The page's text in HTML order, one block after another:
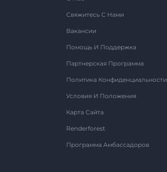
Свяжитесь С Нами
Вакансии
Помощь И Поддержка
Партнерская Программа
Политика Конфиденциальности
Условия И Положения
Карта Сайта
Renderforest
Программа Амбассадоров